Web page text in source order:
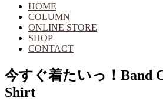
HOME
COLUMN
ONLINE STORE
SHOP
CONTACT
今すぐ着たいっ！Band
Shirt